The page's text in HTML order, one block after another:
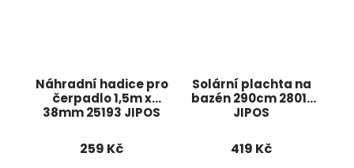
Náhradní hadice pro
čerpadlo 1,5m x
38mm 25193 JIPOS
259 Kč
Solární plachta na
bazén 290cm 28011
JIPOS
419 Kč